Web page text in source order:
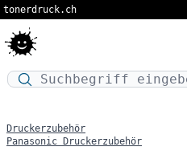
tonerdruck.ch
Druckermodell oder
Druckerzubehör
Panasonic Druckerzubehör